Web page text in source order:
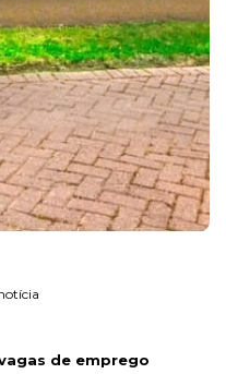
de emprego